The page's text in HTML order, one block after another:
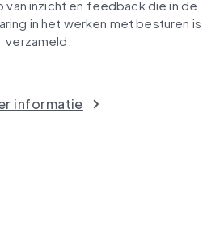
inzicht en feedback die in de
in het werken met besturen is
verzameld.
informatie